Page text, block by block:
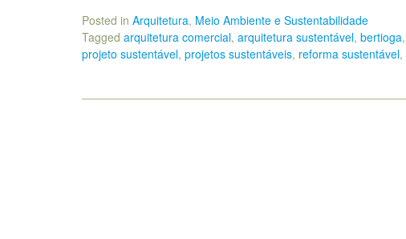
Posted in Arquitetura, Meio Ambiente e Sustentabilidade
Tagged arquitetura comercial, arquitetura sustentável, bertioga,
projeto sustentável, projetos sustentáveis, reforma sustentável,